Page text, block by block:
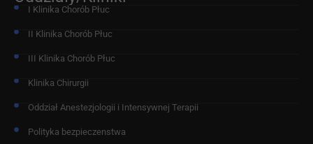
I Klinika Chorób Płuc
II Klinika Chorób Płuc
III Klinika Chorób Płuc
Klinika Chirurgii
Oddział Anestezjologii i Intensywnej Terapii
Polityka bezpieczenstwa